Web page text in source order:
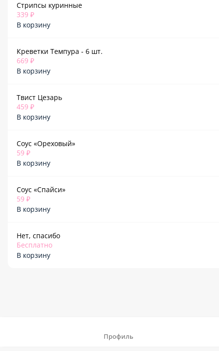
Стрипсы куринные
339 ₽
В корзину
Креветки Темпура - 6 шт.
669 ₽
В корзину
Твист Цезарь
459 ₽
В корзину
Соус «Ореховый»
59 ₽
В корзину
Соус «Спайси»
59 ₽
В корзину
Нет, спасибо
Бесплатно
В корзину
Профиль